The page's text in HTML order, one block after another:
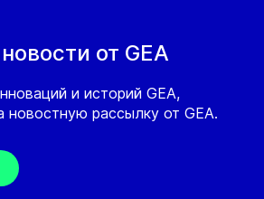
от GEA
и историй GEA,
новостную рассылку от GEA.